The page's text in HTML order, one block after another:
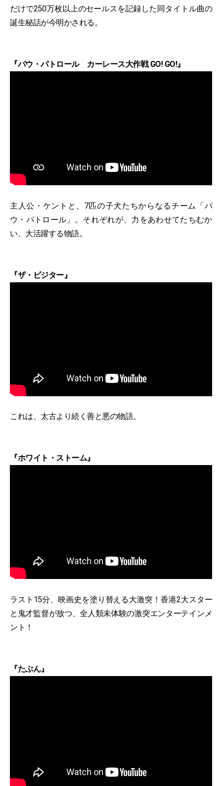
だけで250万枚以上のセールスを記録した同タイトル曲の
誕生秘話が今明かされる。
『パウ・パトロール カーレース大作戦 GO! GO!』
主人公・ケントと、7匹の子犬たちからなるチーム「パ
ウ・パトロール」。それぞれが、力をあわせてたちむか
い、大活躍する物語。
『ザ・ビジター』
これは、太古より続く善と悪の物語。
『ホワイト・ストーム』
ラスト15分、映画史を塗り替える大激突！香港2大スター
と鬼才監督が放つ、全人類未体験の激突エンターテインメ
ント！
『たぶん』